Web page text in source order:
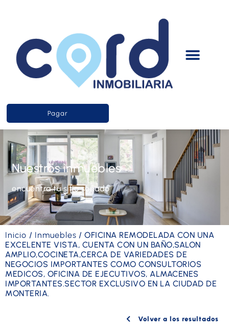
Pagar
Nuestros inmuebles
encuentra tu sitio soñado
Inicio / Inmuebles / OFICINA REMODELADA CON UNA
EXCELENTE VISTA, CUENTA CON UN BAÑO,SALON
AMPLIO,COCINETA,CERCA DE VARIEDADES DE
NEGOCIOS IMPORTANTES COMO CONSULTORIOS
MEDICOS, OFICINA DE EJECUTIVOS, ALMACENES
IMPORTANTES.SECTOR EXCLUSIVO EN LA CIUDAD DE
MONTERIA.
Volver a los resultados